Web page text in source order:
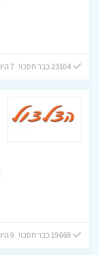
23104 כבר חסכו! 7 היום